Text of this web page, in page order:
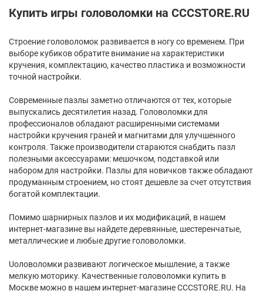
Купить игры головоломки на CCCSTORE.RU
Строение головоломок развивается в ногу со временем. При
выборе кубиков обратите внимание на характеристики
кручения, комплектацию, качество пластика и возможности
точной настройки.
Современные пазлы заметно отличаются от тех, которые
выпускались десятилетия назад. Головоломки для
профессионалов обладают расширенными системами
настройки кручения граней и магнитами для улучшенного
контроля. Также производители стараются снабдить пазл
полезными аксессуарами: мешочком, подставкой или
набором для настройки. Пазлы для новичков также обладают
продуманным строением, но стоят дешевле за счет отсутствия
богатой комплектации.
Помимо шарнирных пазлов и их модификаций, в нашем
интернет-магазине вы найдете деревянные, шестеренчатые,
металлические и любые другие головоломки.
Uоловоломки развивают логическое мышление, а также
мелкую моторику. Качественные головоломки купить в
Москве можно в нашем интернет-магазине CCCSTORE.RU. На